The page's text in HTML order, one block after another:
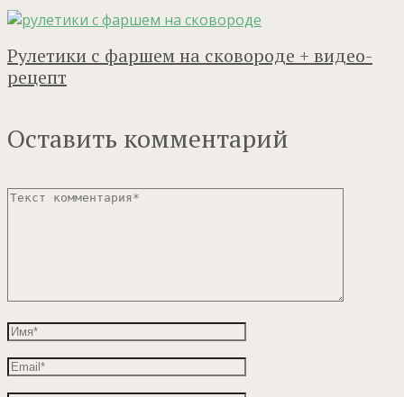
Рулетики с фаршем на сковороде + видео-
рецепт
Оставить комментарий